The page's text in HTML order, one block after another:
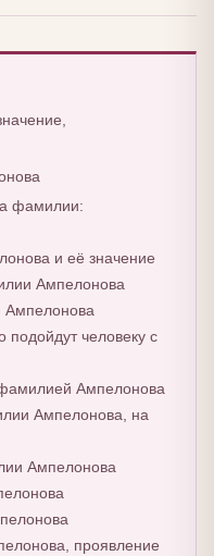
фамилии:
и её значение
Ампелонова
подойдут человеку с
Ампелонова
Ампелонова, на
Ампелонова
проявление